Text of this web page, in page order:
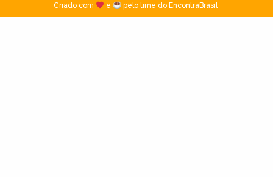
Criado com
e pelo time do EncontraBrasil